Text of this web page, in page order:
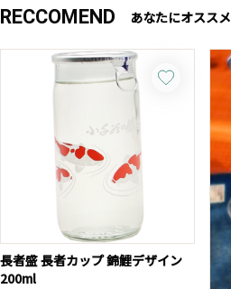
RECCOMEND あなたにオススメ
長者盛 長者カップ 錦鯉デザイン
200ml